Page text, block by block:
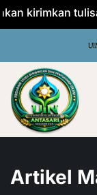
tulisan
Artikel